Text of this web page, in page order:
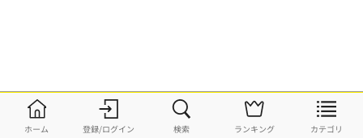
ホーム 登録/ログイン 検索 ランキング カテゴリ